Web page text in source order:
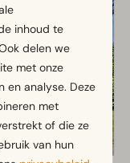
inhoud te
delen we
met onze
en analyse. Deze
met
of die ze
van hun